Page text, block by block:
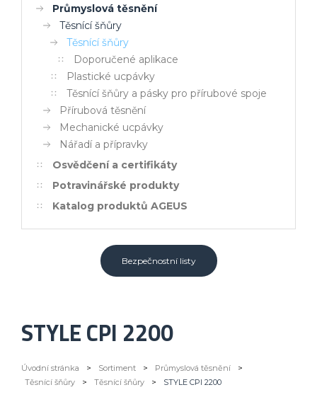
Průmyslová těsnění
Těsnící šňůry
Těsnící šňůry
Doporučené aplikace
Plastické ucpávky
Těsnící šňůry a pásky pro přírubové spoje
Přírubová těsnění
Mechanické ucpávky
Nářadí a přípravky
Osvědčení a certifikáty
Potravinářské produkty
Katalog produktů AGEUS
Bezpečnostní listy
STYLE CPI 2200
Úvodní stránka > Sortiment > Průmyslová těsnění
>
Těsnící šňůry
> Těsnící šňůry > STYLE CPI 2200